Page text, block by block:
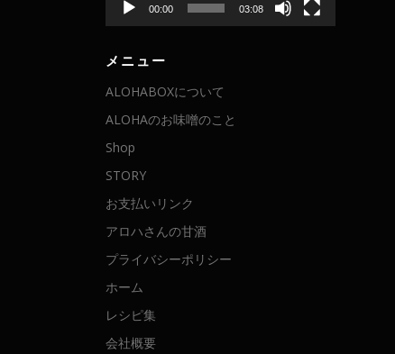
ー
00:00 03:08
メニュー
ALOHABOXについて
ALOHAのお味噌のこと
Shop
STORY
お支払いリンク
アロハさんの甘酒
プライバシーポリシー
ホーム
レシピ集
会社概要